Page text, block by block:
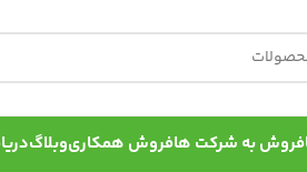
فروش به شركت هافروش همکاریوبلاگ